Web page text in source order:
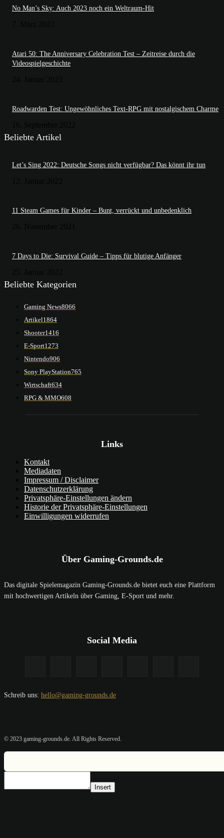
No Man’s Sky: Auch 2023 noch ein Weltraum-Hit
Atari 50: The Anniversary Celebration Test – Zeitreise durch die
Videospielgeschichte
Roadwarden Test: Ungewöhnliches Text-RPG mit nostalgischem Charme
Beliebte Artikel
Let’s Sing 2022: Deutsche Songs nicht verfügbar? Das könnt ihr tun
11 Steam Games für Kinder – Bunt, verrückt und unbedenklich
7 Days to Die: Survival Guide – Tipps für blutige Anfänger
Beliebte Kategorien
Gaming News8066
Artikel1864
Shooter1416
E-Sport1273
Nintendo906
Sony PlayStation765
Wirtschaft634
RPG & MMO608
Links
Kontakt
Mediadaten
Impressum / Disclaimer
Datenschutzerklärung
Privatsphäre-Einstellungen ändern
Historie der Privatsphäre-Einstellungen
Einwilligungen widerrufen
Über Gaming-Grounds.de
Das digitale Spielemagazin Gaming-Grounds.de bietet euch eine Plattform
mit hochwertigen Artikeln über Gaming, E-Sport und mehr.
Social Media
Schreib uns: hello@gaming-grounds.de
© 2023 gaming-grounds.de. All Rights Reserved.
Insert